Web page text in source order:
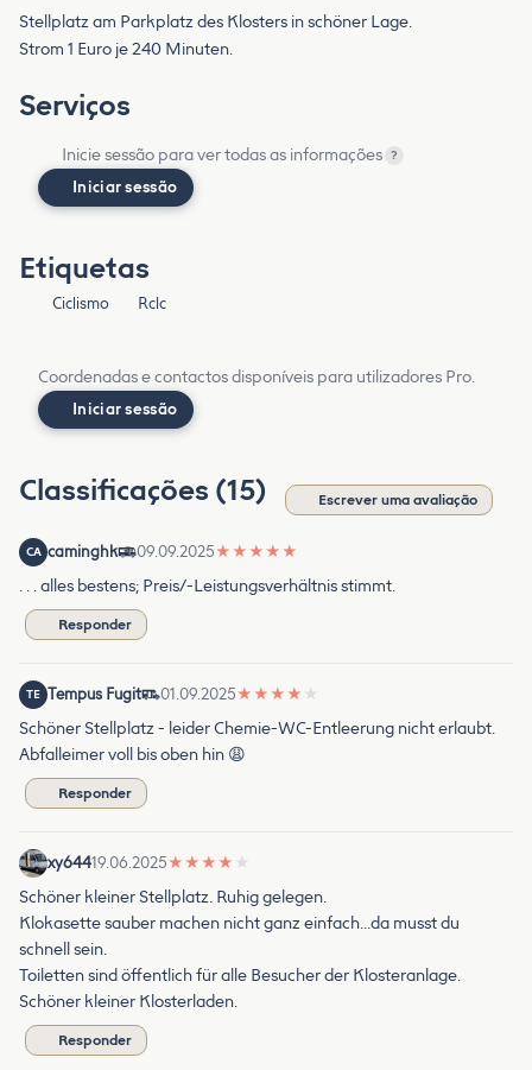
Stellplatz am Parkplatz des Klosters in schöner Lage.
Strom 1 Euro je 240 Minuten.
Serviços
Inicie sessão para ver todas as informações ?
Iniciar sessão
Etiquetas
Ciclismo Rclc
Coordenadas e contactos disponíveis para utilizadores Pro.
Iniciar sessão
Classificações (15) Escrever uma avaliação
CA caminghk 09.09.2025★ ★ ★ ★ ★
. . . alles bestens; Preis/-Leistungsverhältnis stimmt.
Responder
TE Tempus Fugit 01.09.2025★ ★ ★ ★ ★
Schöner Stellplatz - leider Chemie-WC-Entleerung nicht erlaubt.
Abfalleimer voll bis oben hin 😩
Responder
xy64419.06.2025★ ★ ★ ★ ★
Schöner kleiner Stellplatz. Ruhig gelegen.
Klokasette sauber machen nicht ganz einfach…da musst du
schnell sein.
Toiletten sind öffentlich für alle Besucher der Klosteranlage.
Schöner kleiner Klosterladen.
Responder